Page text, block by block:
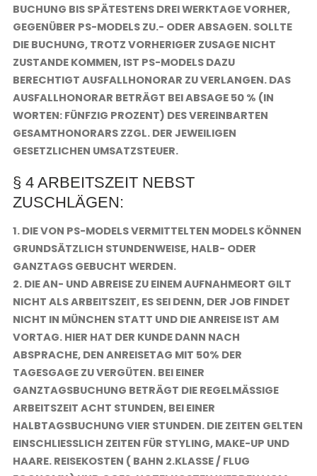
BUCHUNG BIS SPÄTESTENS DREI WERKTAGE VORHER,
GEGENÜBER PS-MODELS ZU.- ODER ABSAGEN. SOLLTE
DIE BUCHUNG, TROTZ VORHERIGER ZUSAGE NICHT
ZUSTANDE KOMMEN, IST PS-MODELS DAZU
BERECHTIGT AUSFALLHONORAR ZU VERLANGEN. DAS
AUSFALLHONORAR BETRÄGT BEI ABSAGE 50 % (IN
WORTEN: FÜNFZIG PROZENT) DES VEREINBARTEN
GESAMTHONORARS ZZGL. DER JEWEILIGEN
GESETZLICHEN UMSATZSTEUER.
§ 4 ARBEITSZEIT NEBST
ZUSCHLÄGEN:
1. DIE VON PS-MODELS VERMITTELTEN MODELS KÖNNEN
GRUNDSÄTZLICH STUNDENWEISE, HALB- ODER
GANZTAGS GEBUCHT WERDEN.
2. DIE AN- UND ABREISE ZU EINEM AUFNAHMEORT GILT
NICHT ALS ARBEITSZEIT, ES SEI DENN, DER JOB FINDET
NICHT IN MÜNCHEN STATT UND DIE ANREISE IST AM
VORTAG. HIER HAT DER KUNDE DANN NACH
ABSPRACHE, DEN ANREISETAG MIT 50% DER
TAGESGAGE ZU VERGÜTEN. BEI EINER
GANZTAGSBUCHUNG BETRÄGT DIE REGELMÄSSIGE A
RBEITSZEIT ACHT STUNDEN, BEI EINER H
ALBTAGSBUCHUNG VIER STUNDEN. DIE ZEITEN GELTEN E
INSCHLIESSLICH ZEITEN FÜR STYLING, MAKE-UP UND HA
ARE. REISEKOSTEN ( BAHN 2.KLASSE / FLUG EC